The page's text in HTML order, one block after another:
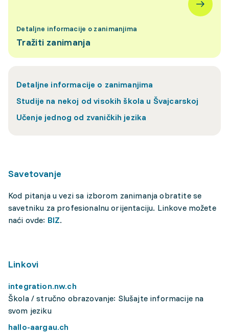
Detaljne informacije o zanimanjima
Tražiti zanimanja
Detaljne informacije o zanimanjima
Studije na nekoj od visokih škola u Švajcarskoj
Učenje jednog od zvaničkih jezika
Savetovanje
Kod pitanja u vezi sa izborom zanimanja obratite se
savetniku za profesionalnu orijentaciju. Linkove možete
naći ovde: BIZ.
Linkovi
integration.nw.ch
Škola / stručno obrazovanje: Slušajte informacije na
svom jeziku
hallo-aargau.ch